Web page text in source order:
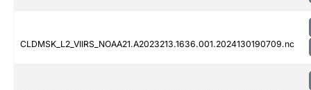
CLDMSK_L2_VIIRS_NOAA21.A2023213.1636.001.2024130190709.nc